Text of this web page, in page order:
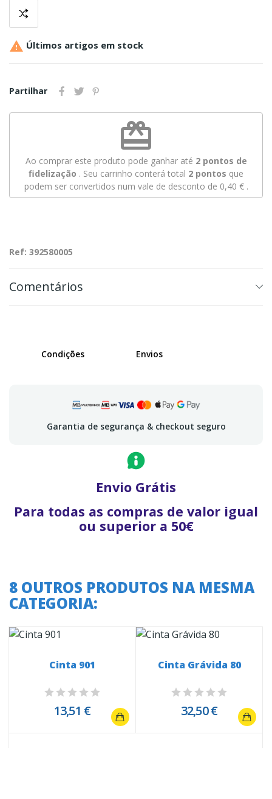
 Últimos artigos em stock
Partilhar
redeem
Ao comprar este produto pode ganhar até 2pontos de
fidelização . Seu carrinho conterá total 2 pontos que
podem ser convertidos num vale de desconto de 0,40 €.
Ref: 392580005
Comentários
Condições Envios
Garantia de segurança & checkout seguro
Envio Grátis
Para todas as compras de valor igual
ou superior a 50€
8 OUTROS PRODUTOS NA MESMA
CATEGORIA:
Cinta 901
13,51 €
Cinta Grávida 80
32,50 €